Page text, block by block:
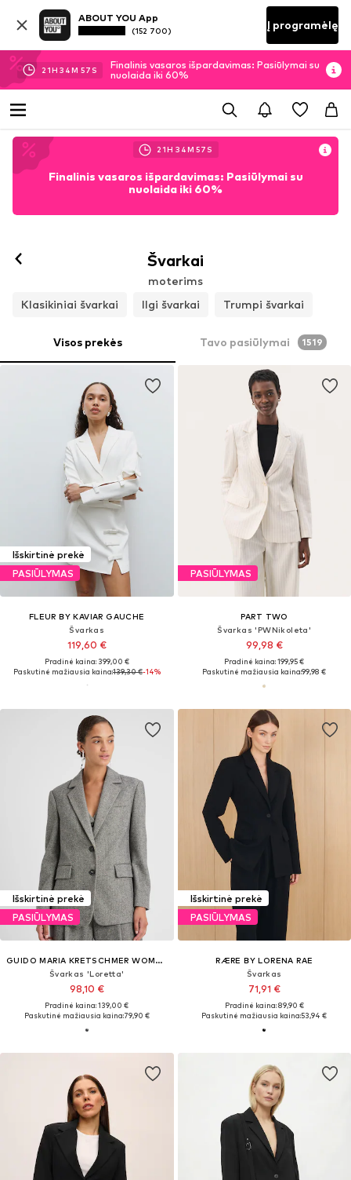
ABOUT YOU App
(152 700) Į programėlę
21H 34M 54 S
Finalinis vasaros išpardavimas: Pasiūlymai su
nuolaida iki 60%
21H 34M 54 S
Finalinis vasaros išpardavimas: Pasiūlymai su
nuolaida iki 60%
Švarkai
moterims
Klasikiniai švarkai
Ilgi švarkai Trumpi švarkai
Visos prekės Tavo pasiūlymai 1519
Išskirtinė prekė
PASIŪLYMAS
FLEUR BY KAVIAR GAUCHE
Švarkas
119,60 €
Pradinė kaina: 399,00 €
Paskutinė mažiausia kaina:139,30 €-14%
PASIŪLYMAS
PART TWO
Švarkas 'PWNikoleta'
99,98 €
Pradinė kaina: 199,95 €
Paskutinė mažiausia kaina:99,98 €
Išskirtinė prekė
PASIŪLYMAS
GUIDO MARIA KRETSCHMER WOMEN
Švarkas 'Loretta'
98,10 €
Pradinė kaina: 139,00 €
Paskutinė mažiausia kaina:79,90 €
Išskirtinė prekė
PASIŪLYMAS
RÆRE BY LORENA RAE
Švarkas
71,91 €
Pradinė kaina: 89,90 €
Paskutinė mažiausia kaina:53,94 €